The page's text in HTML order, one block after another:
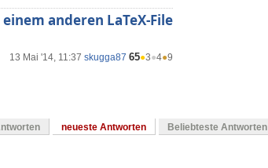
anderen LaTeX-File
13 Mai '14, 11:37 skugga87 65●3●4●9
neueste Antworten Beliebteste Antworten